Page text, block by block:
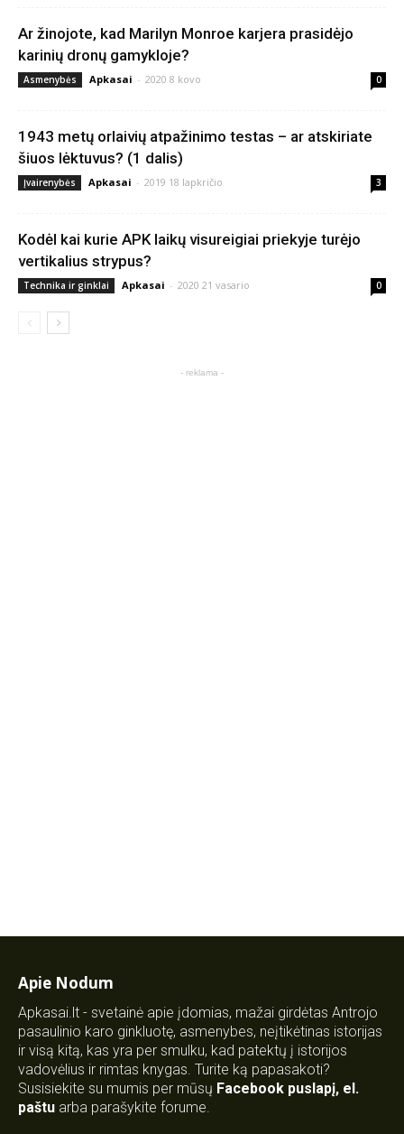
Ar žinojote, kad Marilyn Monroe karjera prasidėjo
karinių dronų gamykloje?
Asmenybės Apkasai - 2020 8 kovo 0
1943 metų orlaivių atpažinimo testas – ar atskiriate
šiuos lėktuvus? (1 dalis)
Įvairenybės Apkasai - 2019 18 lapkričio 3
Kodėl kai kurie APK laikų visureigiai priekyje turėjo
vertikalius strypus?
Technika ir ginklai Apkasai - 2020 21 vasario 0
- reklama -
Apie Nodum
Apkasai.lt - svetainė apie įdomias, mažai girdėtas Antrojo
pasaulinio karo ginkluotę, asmenybes, neįtikėtinas istorijas
ir visą kitą, kas yra per smulku, kad patektų į istorijos
vadovėlius ir rimtas knygas. Turite ką papasakoti?
Susisiekite su mumis per mūsų Facebook puslapį, el.
paštu arba parašykite forume.